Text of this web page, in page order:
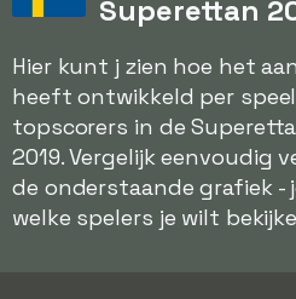
Superettan
Hier kunt j zien hoe het
heeft ontwikkeld per
topscorers in de
2019. Vergelijk eenvoudig
de onderstaande grafiek -
welke spelers je wilt